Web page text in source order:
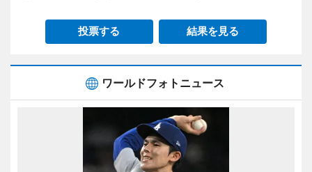
投票する 結果を見る
ワールドフォトニュース